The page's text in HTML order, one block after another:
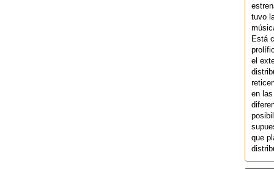
tuvo
Está
el
en
que